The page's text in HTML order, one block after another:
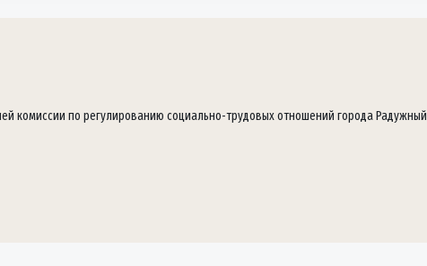
комиссии по регулированию социально-трудовых отношений города Радужный